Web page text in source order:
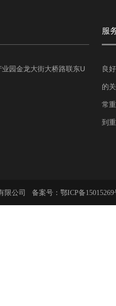
园金龙大街大桥路联东U
服
良
的
常
到
限公司 备案号： 鄂ICP备15015269